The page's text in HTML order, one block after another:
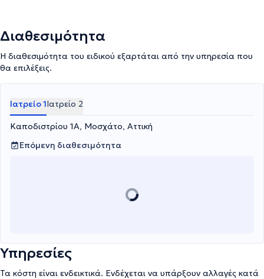
Διαθεσιμότητα
Η διαθεσιμότητα του ειδικού εξαρτάται από την υπηρεσία που
θα επιλέξεις.
Ιατρείο 1Ιατρείο 2
Καποδιστρίου 1Α, Μοσχάτο, Αττική
Επόμενη διαθεσιμότητα
Υπηρεσίες
Τα κόστη είναι ενδεικτικά. Ενδέχεται να υπάρξουν αλλαγές κατά